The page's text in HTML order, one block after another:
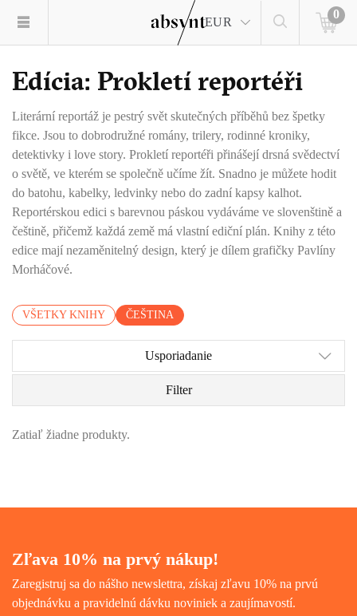
EUR
0
Edícia: Prokletí reportéři
Literární reportáž je pestrý svět skutečných příběhů bez špetky
fikce. Jsou to dobrodružné romány, trilery, rodinné kroniky,
detektivky i love story. Prokletí reportéři přinášejí drsná svědectví
o světě, ve kterém se společně učíme žít. Snadno je můžete hodit
do batohu, kabelky, ledvinky nebo do zadní kapsy kalhot.
Reportérskou edici s barevnou páskou vydáváme ve slovenštině a
češtině, přičemž každá země má vlastní ediční plán. Knihy z této
edice mají nezaměnitelný design, který je dílem grafičky Pavlíny
Morháčové.
VŠETKY KNIHY ČEŠTINA
Usporiadanie
Filter
Zatiaľ žiadne produkty.
Zľava 10% na prvý nákup!
Zaregistruj sa do nášho newslettra, získaj zľavu 10% na prvú
objednávku a pravidelnú dávku noviniek a zaujímavostí.